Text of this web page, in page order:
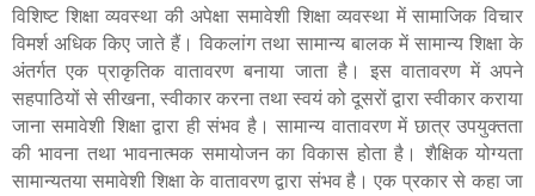
विशिष्ट शिक्षा व्यवस्था की अपेक्षा समावेशी शिक्षा व्यवस्था में सामाजिक विचार
विमर्श अधिक किए जाते हैं। विकलांग तथा सामान्य बालक में सामान्य शिक्षा के
अंतर्गत एक प्राकृतिक वातावरण बनाया जाता है। इस वातावरण में अपने
सहपाठियों से सीखना, स्वीकार करना तथा स्वयं को दूसरों द्वारा स्वीकार कराया
जाना समावेशी शिक्षा द्वारा ही संभव है। सामान्य वातावरण में छात्र उपयुक्तता
की भावना तथा भावनात्मक समायोजन का विकास होता है। शैक्षिक योग्यता
सामान्यतया समावेशी शिक्षा के वातावरण द्वारा संभव है। एक प्रकार से कहा जा